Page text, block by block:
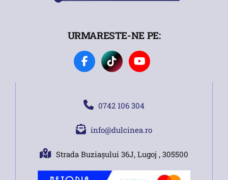
URMARESTE-NE PE:
0742 106 304
info@dulcinea.ro
Strada Buziașului 36J, Lugoj , 305500